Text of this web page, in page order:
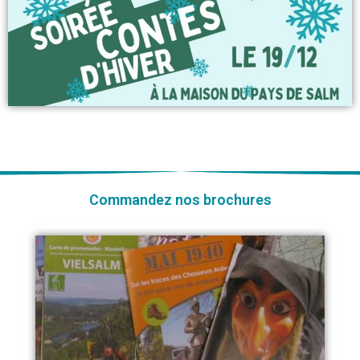
Commandez nos brochures